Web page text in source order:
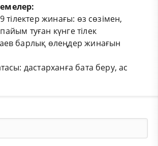
тілектер жинағы: өз сөзімен,
туған күнге тілек
барлық өлеңдер жинағын
дастарханға бата беру, ас